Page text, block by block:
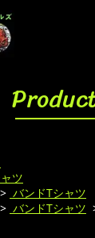
ツ
> バンドTシャツ
> バンドTシャツ